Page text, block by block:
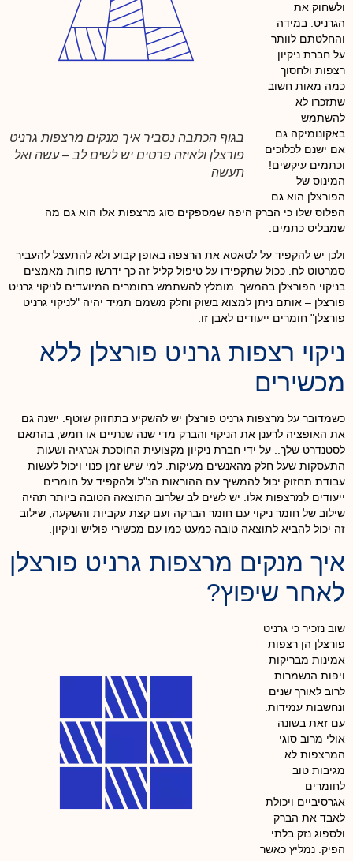
בגוף הכתבה נסביר איך מנקים מרצפות גרניט
פורצלן ולאיזה פרטים יש לשים לב – עשה ואל
תעשה
ולשחוק את
הגרניט. במידה
והחלטתם לוותר
על חברת ניקיון
רצפות ולחסוך
כמה מאות חשוב
שתזכרו לא
להשתמש
באקונומיקה גם
אם ישנם לכלוכים
וכתמים עיקשים!
המינוס של
הפורצלן הוא גם
הפלוס שלו כי הברק היפה שמספקים סוג מרצפות אלו הוא גם מה
שמבליט כתמים.
ולכן יש להקפיד על לטאטא את הרצפה באופן קבוע ולא להתעצל להעביר
סמרטוט לח. ככול שתקפידו על טיפול קליל זה כך ידרשו פחות מאמצים
בניקוי הפורצלן בהמשך. מומלץ להשתמש בחומרים המיועדים לניקוי גרניט
פורצלן – אותם ניתן למצוא בשוק וחלק משמם תמיד יהיה "לניקוי גרניט
פורצלן" חומרים ייעודים לאבן זו.
ניקוי רצפות גרניט פורצלן ללא
מכשירים
כשמדובר על מרצפות גרניט פורצלן יש להשקיע בתחזוק שוטף. ישנה גם
את האופציה לרענן את הניקוי והברק מדי שנה שנתיים או חמש, בהתאם
לסטנדרט שלך.. על ידי חברת ניקיון מקצועית החוסכת אנרגיה ושעות
התעסקות שעל חלק מהאנשים מעיקות. למי שיש זמן פנוי ויכול לעשות
עבודת תחזוק יכול להמשיך עם ההוראות הנ"ל ולהקפיד על חומרים
ייעודים למרצפות אלו. יש לשים לב שלרוב התוצאה הטובה ביותר תהיה
שילוב של חומר ניקוי עם חומר הברקה ועם קצת עקביות והשקעה, שילוב
זה יכול להביא לתוצאה טובה כמעט כמו עם מכשירי פוליש וניקיון.
איך מנקים מרצפות גרניט פורצלן
לאחר שיפוץ?
שוב נזכיר כי גרניט
פורצלן הן רצפות
אמינות מבריקות
ויפות הנשמרות
לרוב לאורך שנים
ונחשבות עמידות.
עם זאת בשונה
אולי מרוב סוגי
המרצפות לא
מגיבות טוב
לחומרים
אגרסיביים ויכולת
לאבד את הברק
ולספוג נזק בלתי
הפיק. נמליץ כאשר